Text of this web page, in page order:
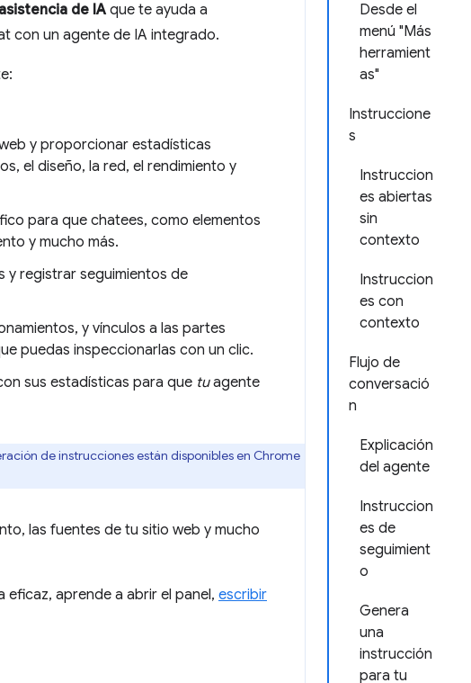
Desde el
menú "Más
herramient
as"
Instruccione
s
Instruccion
es abiertas
sin
contexto
Instruccion
es con
contexto
Flujo de
conversació
n
Explicación
del agente
Instruccion
es de
seguimient
o
Genera
una
instrucción
para tu
asistencia de IA que te ayuda a
con un agente de IA integrado.
y proporcionar estadísticas
el diseño, la red, el rendimiento y
para que chatees, como elementos
y mucho más.
y registrar seguimientos de
y vínculos a las partes
puedas inspeccionarlas con un clic.
sus estadísticas para que tuagente
de instrucciones están disponibles en Chrome
las fuentes de tu sitio web y mucho
eficaz, aprende a abrir el panel, escribir